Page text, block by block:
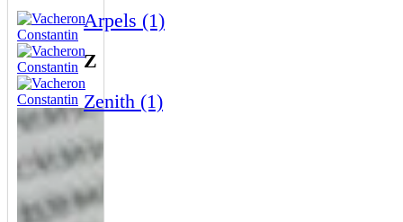
Arpels (1)
Z
Zenith (1)